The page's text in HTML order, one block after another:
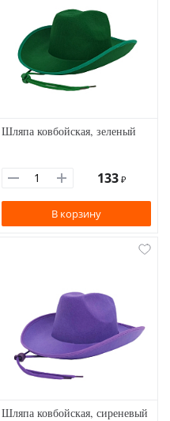
Шляпа ковбойская, зеленый
133 ₽
В корзину
Шляпа ковбойская, сиреневый